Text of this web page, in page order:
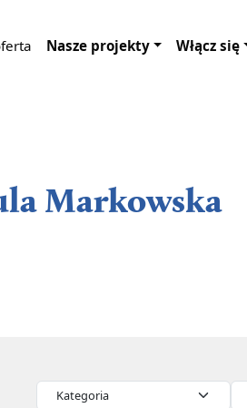
Nasze projekty Włącz się
Markowska
Kategorie